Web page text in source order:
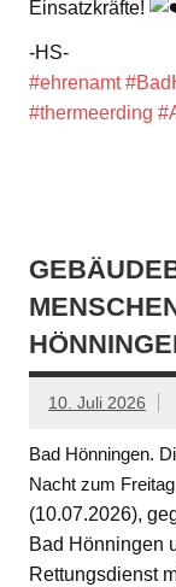
Einsatzkräfte!
-HS-
#ehrenamt
#thermeerding
10. Juli 2026
Bad Hönningen.
Nacht zum Freitag
(10.07.2026),
Bad Hönningen
Rettungsdienst